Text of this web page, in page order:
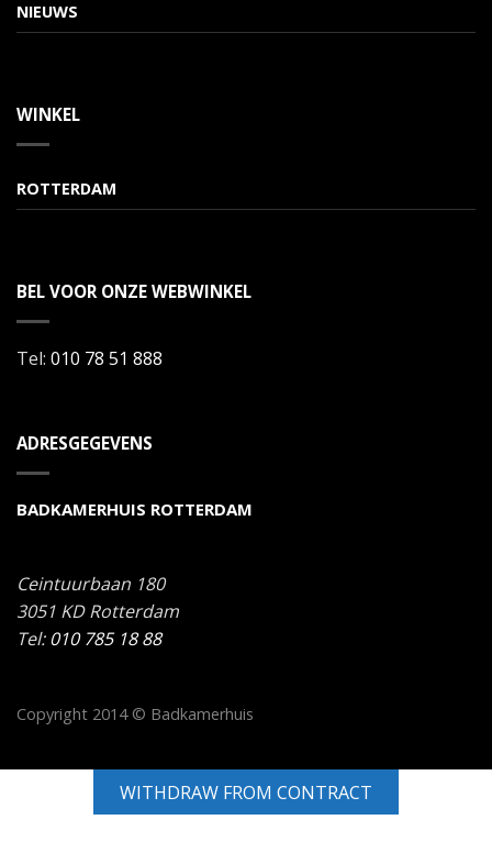
NIEUWS
WINKEL
ROTTERDAM
BEL VOOR ONZE WEBWINKEL
Tel: 010 78 51 888
ADRESGEGEVENS
BADKAMERHUIS ROTTERDAM
Ceintuurbaan 180
3051 KD Rotterdam
Tel:010 785 18 88
Copyright 2014 © Badkamerhuis
WITHDRAW FROM CONTRACT